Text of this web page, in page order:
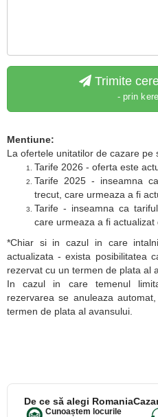
Trimite
- prin
Mentiune:
La ofertele unitatilor de cazare pe
Tarife 2026 - oferta este
Tarife 2025 - inseamna
trecut, care urmeaza a fi
Tarife - inseamna ca
care urmeaza a fi actualizat
*Chiar si in cazul in care
actualizata - exista posibilitatea
rezervat cu un termen de plata al
In cazul in care temenul
rezervarea se anuleaza
termen de plata al avansului.
De ce să alegi
Cunoaștem locurile